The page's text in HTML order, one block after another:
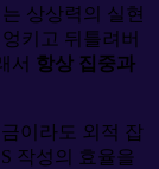
상상력의 실현
키고 뒤틀려버
서 항상 집중과
이라도 외적 잡
작성의 효율을